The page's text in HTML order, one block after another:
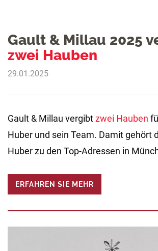
Gault & Millau 2025
zwei Hauben
29.01.2025
Gault & Millau vergibtzwei Hauben
Huber und sein Team. Damit gehört
Huber zu den Top-Adressen in
ERFAHREN SIE MEHR